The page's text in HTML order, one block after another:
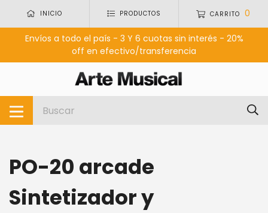
INICIO PRODUCTOS CARRITO 0
Envíos a todo el país - 3 Y 6 cuotas sin interés - 20%
off en efectivo/transferencia
PO-20 arcade
Sintetizador y